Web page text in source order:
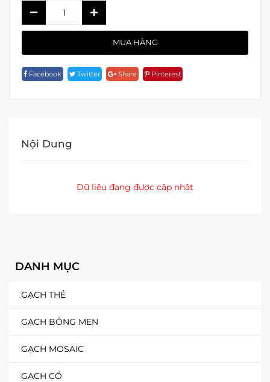
DANH MỤC
GẠCH THẺ
GẠCH BÔNG MEN
GẠCH MOSAIC
GẠCH CỔ
Quantity
MUA HÀNG
Facebook Twitter Share Pinterest
Nội Dung
Dữ liệu đang được cập nhật